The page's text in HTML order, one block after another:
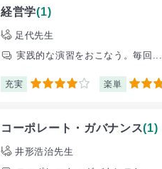
経営学(1)
足代先生
実践的な演習をおこなう。毎回...
充実 4 楽単 3
コーポレート・ガバナンス(1)
井形浩治先生